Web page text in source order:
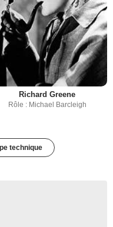
Richard Greene
Rôle : Michael Barcleigh
technique